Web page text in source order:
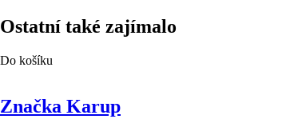
Ostatní také zajímalo
Do košíku
Značka Karup